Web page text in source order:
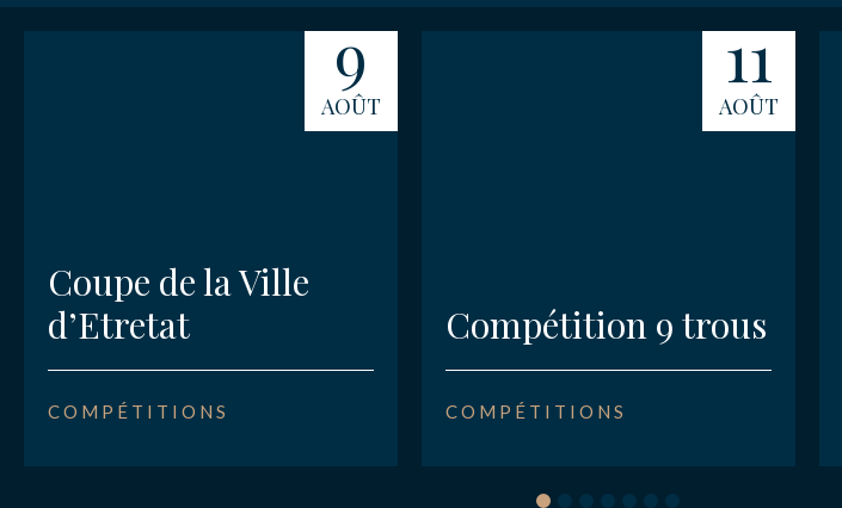
9
AOÛT
Coupe de la Ville
d’Etretat
COMPÉTITIONS
11
AOÛT
Compétition 9 trous
COMPÉTITIONS
NOS PARTENAIRES
NOUS CONTACTER